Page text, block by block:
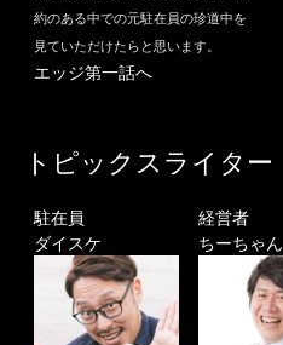
約のある中での元駐在員の珍道中を
見ていただけたらと思います。
エッジ第一話へ
トピックスライター
駐在員
ダイスケ
経営者
ちーちゃん